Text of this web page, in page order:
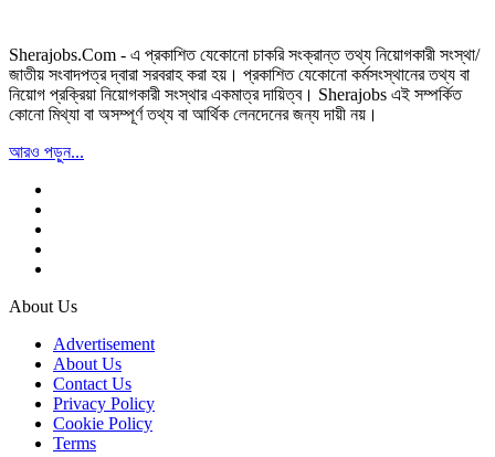
Sherajobs.Com - এ প্রকাশিত যেকোনো চাকরি সংক্রান্ত তথ্য নিয়োগকারী সংস্থা/
জাতীয় সংবাদপত্র দ্বারা সরবরাহ করা হয়। প্রকাশিত যেকোনো কর্মসংস্থানের তথ্য বা
নিয়োগ প্রক্রিয়া নিয়োগকারী সংস্থার একমাত্র দায়িত্ব। Sherajobs এই সম্পর্কিত
কোনো মিথ্যা বা অসম্পূর্ণ তথ্য বা আর্থিক লেনদেনের জন্য দায়ী নয়।
আরও পড়ুন...
About Us
Advertisement
About Us
Contact Us
Privacy Policy
Cookie Policy
Terms